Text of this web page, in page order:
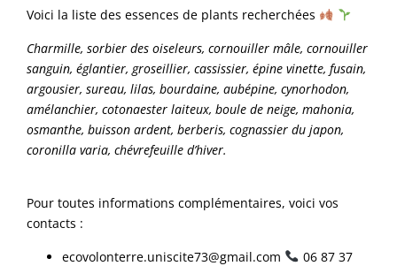
Voici la liste des essences de plants recherchées
Charmille, sorbier des oiseleurs, cornouiller mâle, cornouiller
sanguin, églantier, groseillier, cassissier, épine vinette, fusain,
argousier, sureau, lilas, bourdaine, aubépine, cynorhodon,
amélanchier, cotonaester laiteux, boule de neige, mahonia,
osmanthe, buisson ardent, berberis, cognassier du japon,
coronilla varia, chévrefeuille d’hiver.
Pour toutes informations complémentaires, voici vos
contacts :
ecovolonterre.uniscite73@gmail.com
06 87 37